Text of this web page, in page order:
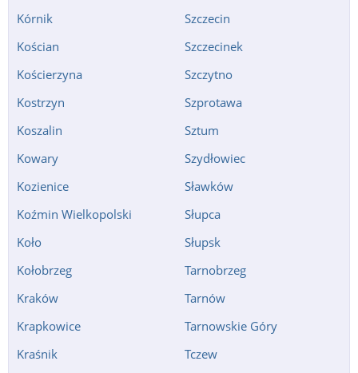
Kórnik
Kościan
Kościerzyna
Kostrzyn
Koszalin
Kowary
Kozienice
Koźmin Wielkopolski
Koło
Kołobrzeg
Kraków
Krapkowice
Kraśnik
Szczecin
Szczecinek
Szczytno
Szprotawa
Sztum
Szydłowiec
Sławków
Słupca
Słupsk
Tarnobrzeg
Tarnów
Tarnowskie Góry
Tczew